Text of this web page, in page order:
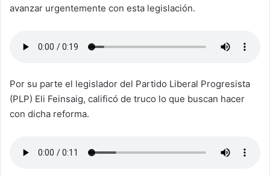
avanzar urgentemente con esta legislación.
Por su parte el legislador del Partido Liberal Progresista
(PLP) Eli Feinsaig, calificó de truco lo que buscan hacer
con dicha reforma.